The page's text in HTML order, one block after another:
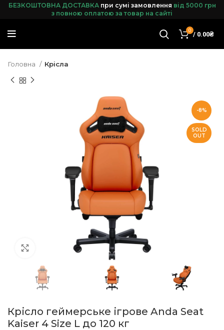
БЕЗКОШТОВНА ДОСТАВКАпри сумі замовлення від 5000 грн
з повною оплатою за товар на сайті
0 / 0.00₴
Головна Крісла
-8%
SOLD
OUT
Натисніть, щоб збільшити
Крісло геймерське ігрове Anda Seat
Kaiser 4 Size L до 120 кг